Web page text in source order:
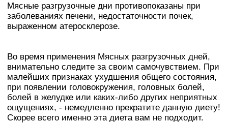
Мясные разгрузочные дни противопоказаны при
заболеваниях печени, недостаточности почек,
выраженном атеросклерозе.
Во время применения Мясных разгрузочных дней,
внимательно следите за своим самочувствием. При
малейших признаках ухудшения общего состояния,
при появлении головокружения, головных болей,
болей в желудке или каких-либо других неприятных
ощущениях, - немедленно прекратите данную диету!
Скорее всего именно эта диета вам не подходит.